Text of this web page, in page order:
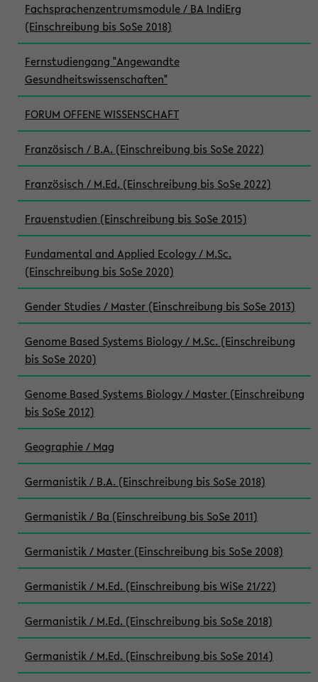
Fachsprachenzentrumsmodule / BA IndiErg
(Einschreibung bis SoSe 2018)
Fernstudiengang "Angewandte
Gesundheitswissenschaften"
FORUM OFFENE WISSENSCHAFT
Französisch / B.A. (Einschreibung bis SoSe 2022)
Französisch / M.Ed. (Einschreibung bis SoSe 2022)
Frauenstudien (Einschreibung bis SoSe 2015)
Fundamental and Applied Ecology / M.Sc.
(Einschreibung bis SoSe 2020)
Gender Studies / Master (Einschreibung bis SoSe 2013)
Genome Based Systems Biology / M.Sc. (Einschreibung
bis SoSe 2020)
Genome Based Systems Biology / Master (Einschreibung
bis SoSe 2012)
Geographie / Mag
Germanistik / B.A. (Einschreibung bis SoSe 2018)
Germanistik / Ba (Einschreibung bis SoSe 2011)
Germanistik / Master (Einschreibung bis SoSe 2008)
Germanistik / M.Ed. (Einschreibung bis WiSe 21/22)
Germanistik / M.Ed. (Einschreibung bis SoSe 2018)
Germanistik / M.Ed. (Einschreibung bis SoSe 2014)